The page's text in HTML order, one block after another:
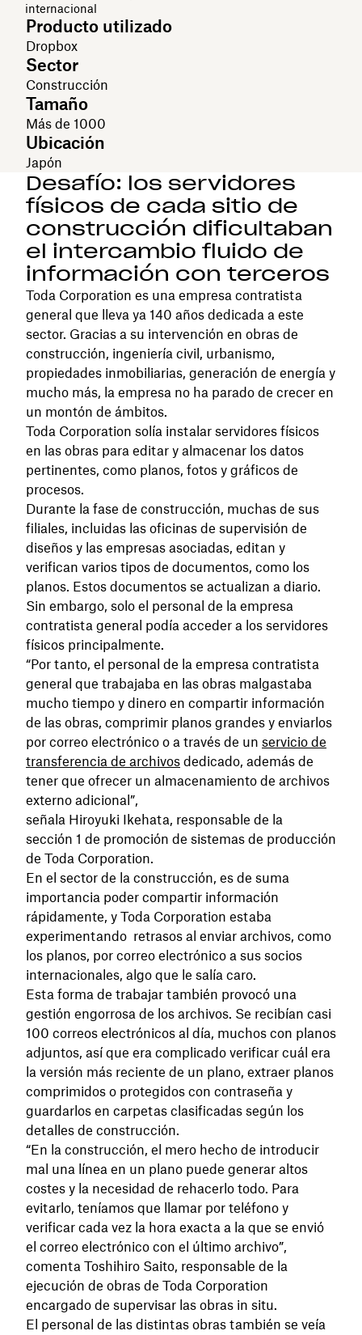
internacional
Producto utilizado
Dropbox
Sector
Construcción
Tamaño
Más de 1000
Ubicación
Japón
Desafío: los servidores
físicos de cada sitio de
construcción dificultaban
el intercambio fluido de
información con terceros
Toda Corporation es una empresa contratista
general que lleva ya 140 años dedicada a este
sector. Gracias a su intervención en obras de
construcción, ingeniería civil, urbanismo,
propiedades inmobiliarias, generación de energía y
mucho más, la empresa no ha parado de crecer en
un montón de ámbitos.
Toda Corporation solía instalar servidores físicos
en las obras para editar y almacenar los datos
pertinentes, como planos, fotos y gráficos de
procesos.
Durante la fase de construcción, muchas de sus
filiales, incluidas las oficinas de supervisión de
diseños y las empresas asociadas, editan y
verifican varios tipos de documentos, como los
planos. Estos documentos se actualizan a diario.
Sin embargo, solo el personal de la empresa
contratista general podía acceder a los servidores
físicos principalmente.
“Por tanto, el personal de la empresa contratista
general que trabajaba en las obras malgastaba
mucho tiempo y dinero en compartir información
de las obras, comprimir planos grandes y enviarlos
por correo electrónico o a través de un servicio de
transferencia de archivos dedicado, además de
tener que ofrecer un almacenamiento de archivos
externo adicional”,
señala Hiroyuki Ikehata, responsable de la
sección 1 de promoción de sistemas de producción
de Toda Corporation.
En el sector de la construcción, es de suma
importancia poder compartir información
rápidamente, y Toda Corporation estaba
experimentando retrasos al enviar archivos, como
los planos, por correo electrónico a sus socios
internacionales, algo que le salía caro.
Esta forma de trabajar también provocó una
gestión engorrosa de los archivos. Se recibían casi
100 correos electrónicos al día, muchos con planos
adjuntos, así que era complicado verificar cuál era
la versión más reciente de un plano, extraer planos
comprimidos o protegidos con contraseña y
guardarlos en carpetas clasificadas según los
detalles de construcción.
“En la construcción, el mero hecho de introducir
mal una línea en un plano puede generar altos
costes y la necesidad de rehacerlo todo. Para
evitarlo, teníamos que llamar por teléfono y
verificar cada vez la hora exacta a la que se envió
el correo electrónico con el último archivo”,
comenta Toshihiro Saito, responsable de la
ejecución de obras de Toda Corporation
encargado de supervisar las obras in situ.
El personal de las distintas obras también se veía